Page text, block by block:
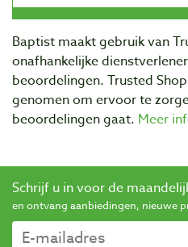
Baptist maakt gebruik van
onafhankelijke
beoordelingen. Trusted
genomen om ervoor te
beoordelingen gaat. Meer
Schrijf u in voor de
en ontvang aanbiedingen, nieuwe